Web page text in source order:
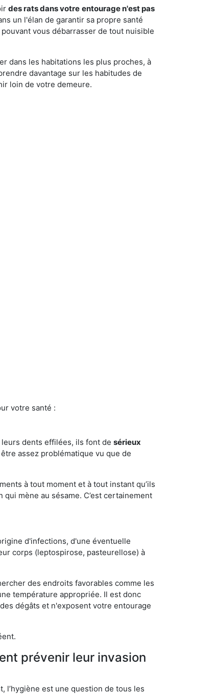
des rats dans votre entourage n'est pas
un l'élan de garantir sa propre santé
vous débarrasser de tout nuisible
dans les habitations les plus proches, à
davantage sur les habitudes de
loin de votre demeure.
votre santé :
dents effilées, ils font de sérieux
assez problématique vu que de
à tout moment et à tout instant qu’ils
mène au sésame. C’est certainement
d'infections, d'une éventuelle
corps (leptospirose, pasteurellose) à
des endroits favorables comme les
température appropriée. Il est donc
dégâts et n'exposent votre entourage
prévenir leur invasion
l’hygiène est une question de tous les